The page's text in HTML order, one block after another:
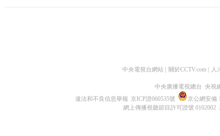
中央電視台網站 | 關於CCTV.com | 人
中央廣播電視總台 央視
違法和不良信息舉報 京ICP證060535號
京公網安備
網上傳播視聽節目許可證號 0102002